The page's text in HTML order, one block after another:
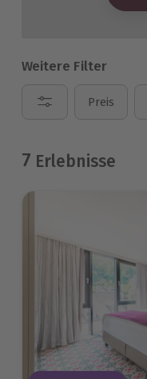
Weitere Filter
Preis
7 Erlebnisse